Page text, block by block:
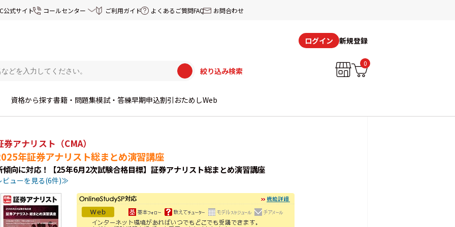
公式サイト コールセンター ご利用ガイド よくあるご質問FAQ お問合わせ
ログイン 新規登録
絞り込み検索
0
資格から探す書籍・問題集模試・答練早期申込割引 おためしWeb
券アナリスト（CMA）
年証券アナリスト総まとめ演習講座
傾向に対応！【25年6月2次試験合格目標】証券アナリスト総まとめ演習講座
ビューを見る(6件)≫